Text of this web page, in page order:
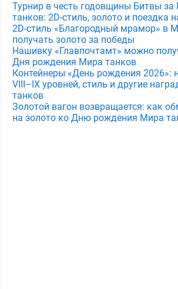
Турнир в честь годовщины Битвы
танков: 2D-стиль, золото и поездка
2D-стиль «Благородный мрамор» в
получать золото за победы
Нашивку «Главпочтамт» можно
Дня рождения Мира танков
Контейнеры «День рождения 2026»:
VIII–IX уровней, стиль и другие
танков
Золотой вагон возвращается: как
на золото ко Дню рождения Мира